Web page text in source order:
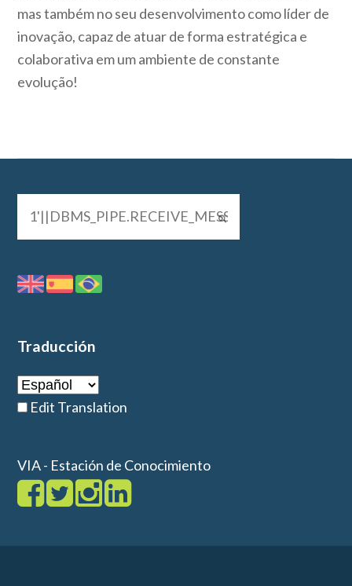
mas também no seu desenvolvimento como líder de
inovação, capaz de atuar de forma estratégica e
colaborativa em um ambiente de constante
evolução!
Traducción
Edit Translation
VIA - Estación de Conocimiento